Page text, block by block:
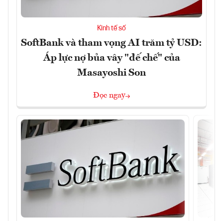
Kinh tế số
SoftBank và tham vọng AI trăm tỷ USD:
Áp lực nợ bủa vây "đế chế" của
Masayoshi Son
Đọc ngay